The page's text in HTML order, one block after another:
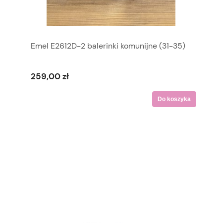
Emel E2612D-2 balerinki komunijne (31-35)
259,00 zł
Do koszyka